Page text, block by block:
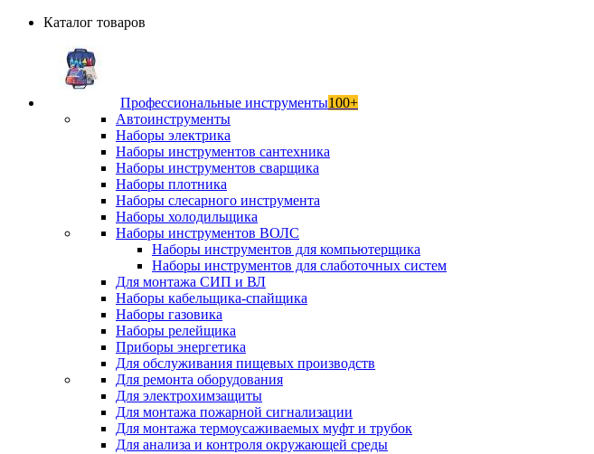
Каталог товаров
Профессиональные инструменты100+
Автоинструменты
Наборы электрика
Наборы инструментов сантехника
Наборы инструментов сварщика
Наборы плотника
Наборы слесарного инструмента
Наборы холодильщика
Наборы инструментов ВОЛС
Наборы инструментов для компьютерщика
Наборы инструментов для слаботочных систем
Для монтажа СИП и ВЛ
Наборы кабельщика-спайщика
Наборы газовика
Наборы релейщика
Приборы энергетика
Для обслуживания пищевых производств
Для ремонта оборудования
Для электрохимзащиты
Для монтажа пожарной сигнализации
Для монтажа термоусаживаемых муфт и трубок
Для анализа и контроля окружающей среды